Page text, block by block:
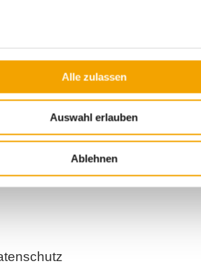
Alle zulassen
Auswahl erlauben
Ablehnen
Konto